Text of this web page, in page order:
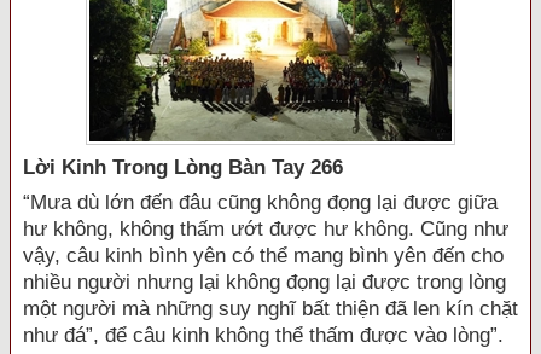
Lời Kinh Trong Lòng Bàn Tay 266
“Mưa dù lớn đến đâu cũng không đọng lại được giữa
hư không, không thấm ướt được hư không. Cũng như
vậy, câu kinh bình yên có thể mang bình yên đến cho
nhiều người nhưng lại không đọng lại được trong lòng
một người mà những suy nghĩ bất thiện đã len kín chặt
như đá”, để câu kinh không thể thấm được vào lòng”.